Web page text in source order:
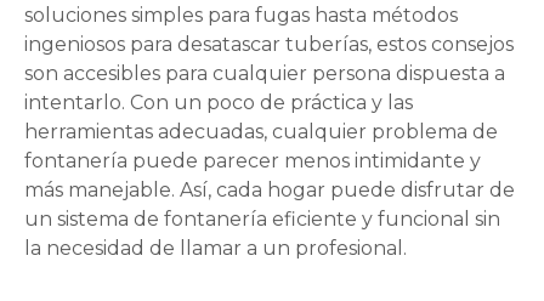
soluciones simples para fugas hasta métodos
ingeniosos para desatascar tuberías, estos consejos
son accesibles para cualquier persona dispuesta a
intentarlo. Con un poco de práctica y las
herramientas adecuadas, cualquier problema de
fontanería puede parecer menos intimidante y
más manejable. Así, cada hogar puede disfrutar de
un sistema de fontanería eficiente y funcional sin
la necesidad de llamar a un profesional.